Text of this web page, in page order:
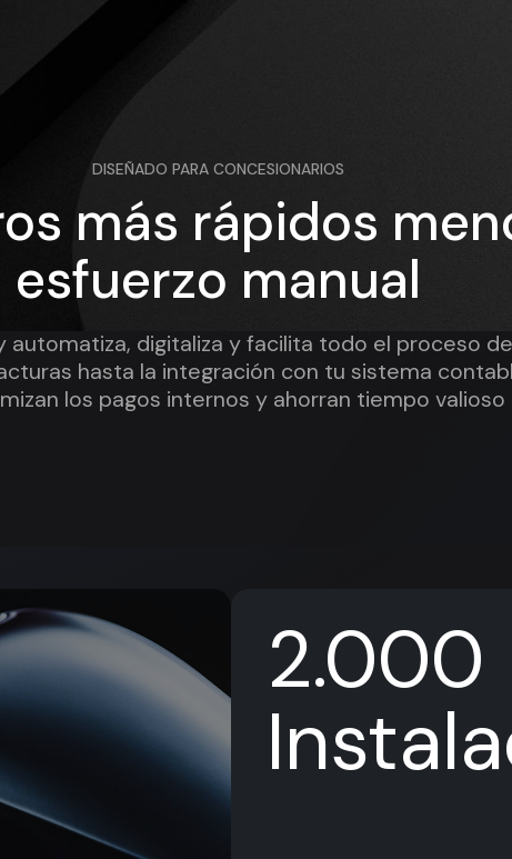
DISEÑADO PARA CONCESIONARIOS
más rápidos
esfuerzo manual
automatiza, digitaliza y facilita todo el proceso
hasta la integración con tu sistema
los pagos internos y ahorran tiempo valioso
2.000